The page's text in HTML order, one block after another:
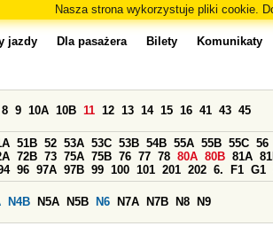
Nasza strona wykorzystuje pliki cookie.
jazdy Dla pasażera Bilety Komunikaty
8 9 10A 10B 11 12 13 14 15 16 41 43 45
51B 52 53A 53C 53B 54B 55A 55B 55C 56
72B 73 75A 75B 76 77 78 80A 80B 81A
96 97A 97B 99 100 101 201 202 6. F1 G1
N4B N5A N5B N6 N7A N7B N8 N9